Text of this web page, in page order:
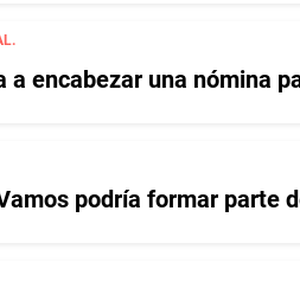
a encabezar una nómina
podría formar parte